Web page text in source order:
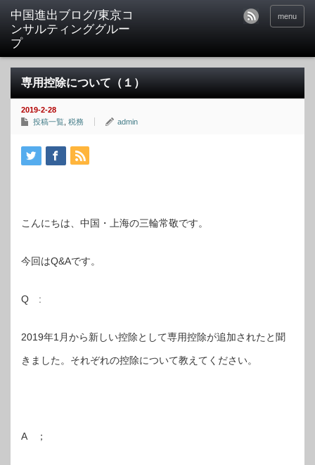
中国進出ブログ/東京コ
ンサルティンググルー
プ
menu
専用控除について（１）
2019-2-28
投稿一覧 税務 admin
こんにちは、中国・上海の三輪常敬です。
今回はQ&Aです。
Q :
2019年1月から新しい控除として専用控除が追加されたと聞
きました。それぞれの控除について教えてください。
A ；